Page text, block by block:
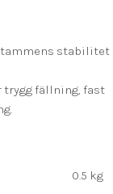
stabilitet
trygg fällning, fast
0.5 kg